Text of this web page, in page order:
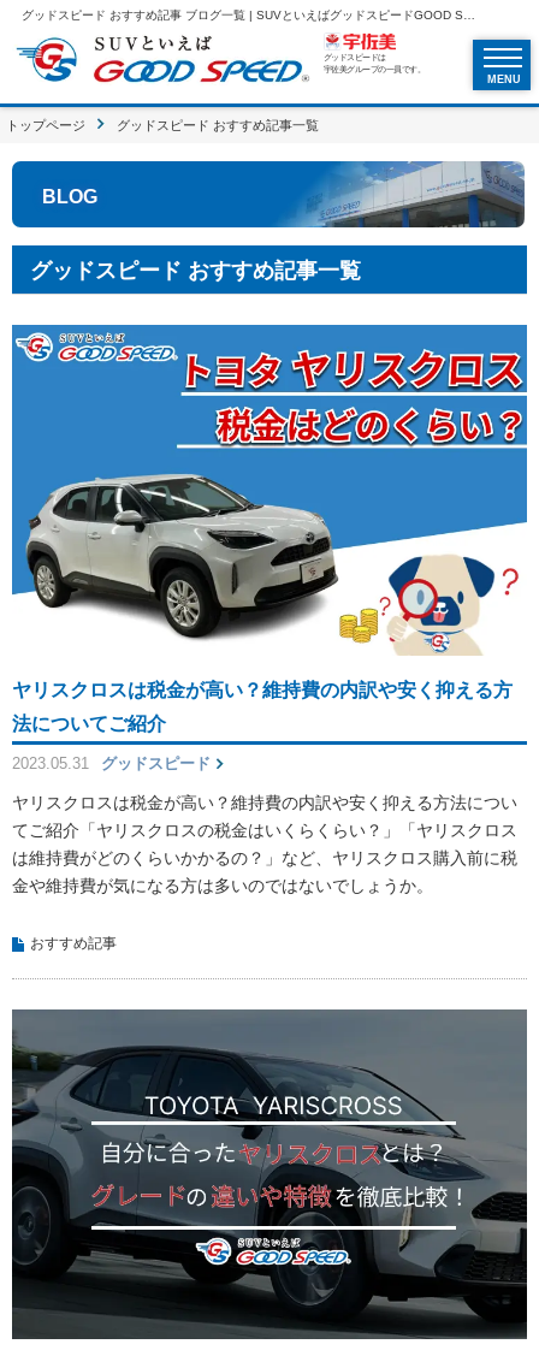
グッドスピードは
宇佐美グループの一員です。
MENU
トップページ グッドスピード おすすめ記事一覧
BLOG
グッドスピード おすすめ記事一覧
ヤリスクロスは税金が高い？維持費の内訳や安く抑える方
法についてご紹介
2023.05.31 グッドスピード
ヤリスクロスは税金が高い？維持費の内訳や安く抑える方法につい
てご紹介「ヤリスクロスの税金はいくらくらい？」「ヤリスクロス
は維持費がどのくらいかかるの？」など、ヤリスクロス購入前に税
金や維持費が気になる方は多いのではないでしょうか。
おすすめ記事